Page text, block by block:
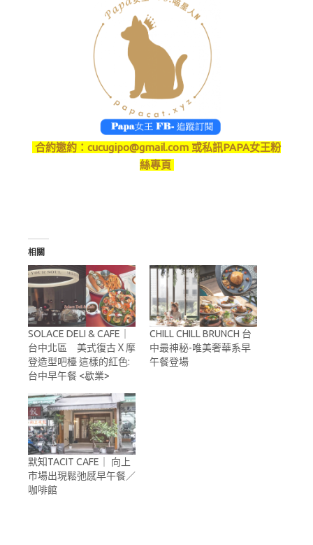
合約邀約： cucugipo@gmail.com 或私訊PAPA女王粉
絲專頁
相關
SOLACE DELI & CAFE｜
台中北區 美式復古Ｘ摩
登造型吧檯 這樣的紅色:
台中早午餐 <歇業>
CHILL CHILL BRUNCH 台
中最神秘-唯美奢華系早
午餐登場
默知TACIT CAFE｜ 向上
市場出現鬆弛感早午餐／
咖啡館